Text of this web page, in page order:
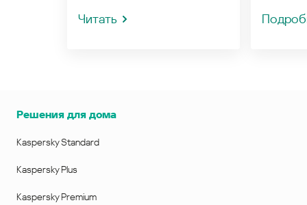
Читать
Решения для дома
Kaspersky Standard
Kaspersky Plus
Kaspersky Premium